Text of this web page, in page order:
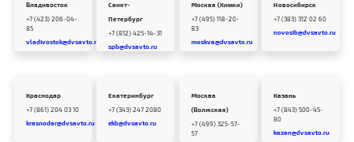
Владивосток
+7 (423) 206-04-
85
vladivostok@dvsavto.ru
Санкт-
Петербург
+7 (812) 425-14-31
spb@dvsavto.ru
Москва (Химки)
+7 (495) 118-20-
83
moskva@dvsavto.ru
Новосибирск
+7 (383) 312 02 60
novosib@dvsavto.ru
Краснодар
+7 (861) 204 03 10
krasnodar@dvsavto.ru
Екатеринбург
+7 (343) 247 2080
ekb@dvsavto.ru
Москва
(Волжская)
+7 (499) 325-57-
57
Казань
+7 (843) 500-45-
80
kazan@dvsavto.ru